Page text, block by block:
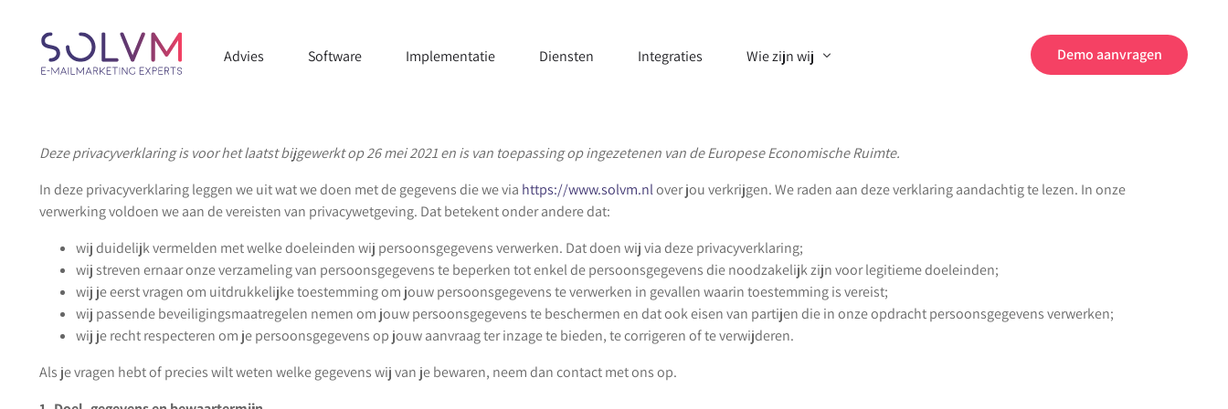
Advies Software Implementatie Diensten Integraties Wie zijn wij Demo aanvragen
Deze privacyverklaring is voor het laatst bijgewerkt op 26 mei 2021 en is van toepassing op ingezetenen van de Europese Economische Ruimte.
In deze privacyverklaring leggen we uit wat we doen met de gegevens die we via https://www.solvm.nlover jou verkrijgen. We raden aan deze verklaring aandachtig te lezen. In onze
verwerking voldoen we aan de vereisten van privacywetgeving. Dat betekent onder andere dat:
wij duidelijk vermelden met welke doeleinden wij persoonsgegevens verwerken. Dat doen wij via deze privacyverklaring;
wij streven ernaar onze verzameling van persoonsgegevens te beperken tot enkel de persoonsgegevens die noodzakelijk zijn voor legitieme doeleinden;
wij je eerst vragen om uitdrukkelijke toestemming om jouw persoonsgegevens te verwerken in gevallen waarin toestemming is vereist;
wij passende beveiligingsmaatregelen nemen om jouw persoonsgegevens te beschermen en dat ook eisen van partijen die in onze opdracht persoonsgegevens verwerken;
wij je recht respecteren om je persoonsgegevens op jouw aanvraag ter inzage te bieden, te corrigeren of te verwijderen.
Als je vragen hebt of precies wilt weten welke gegevens wij van je bewaren, neem dan contact met ons op.